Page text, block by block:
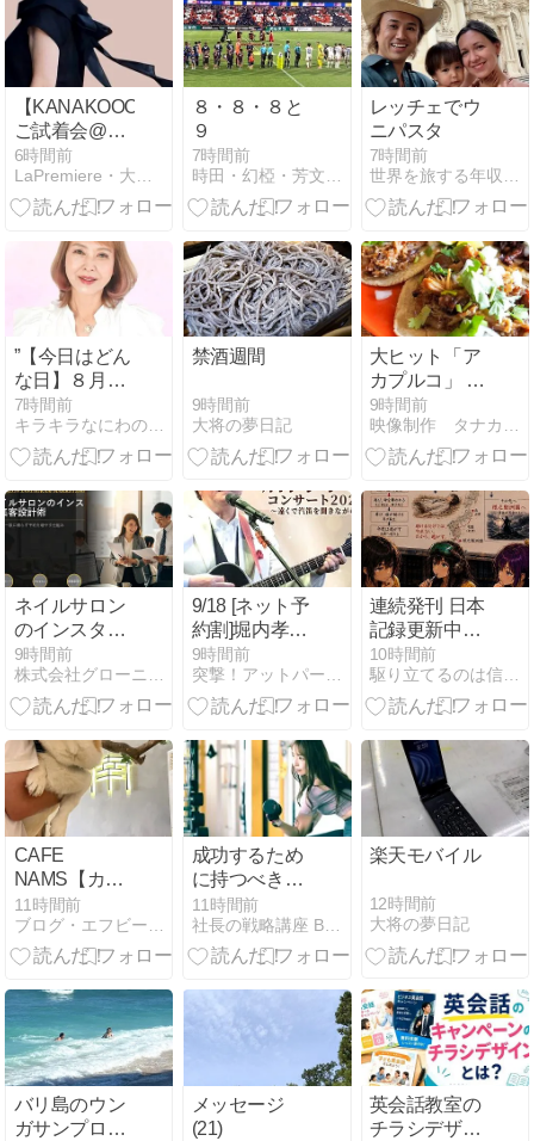
【KANAKOOOKA
ご試着会@
ザ・キタノホ
テル東京】の
ご案内
6時間前
LaPremiere・大岡加奈子ブログ
８・８・８と
９
7時間前
時田・幻椏・芳文の「我貌徒然」
レッチェでウ
ニパスタ
7時間前
世界を旅する年収１億円ブロガー川島和正
”【今日はどん
な日】８月９
日”
7時間前
キラキラなにわのスピリチュアル・ママ
禁酒週間
9時間前
大将の夢日記
大ヒット「ア
カプルコ」 タ
コスが売れま
くる店
9時間前
映像制作 タナカンパニー
ネイルサロン
のインスタ集
客は、フォロ
ワー数より先
に設計すべき
9時間前
株式会社グローニティ | webの自動集客からセールスまで
9/18 [ネット予
約割]堀内孝雄
コンサート鑑
賞＆歴史と建
築をめぐる横
スツアー
9時間前
突撃！アットパーティー店舗訪問ブログ〜
連続発刊 日本
記録更新中
【重機娘Ⓡ】
第55巻 照合編
10時間前
駆り立てるのは信念と情熱そして自分の正義
CAFE
NAMS【カフ
ェナムズ】北
加賀屋本店：
店内１Fとテ
OK
11時間前
成功するため
に持つべき考
え方
11時間前
社長の戦略講座 BLOG ＜IT'S STRATEGIC＞
楽天モバイル
12時間前
大将の夢日記
バリ島のウン
ガサンプロジ
メッセージ
(21)
英会話教室の
チラシデザイ